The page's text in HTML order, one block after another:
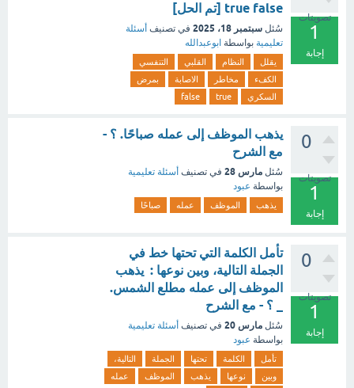
تصويتات
1
إجابة
true false [تم الحل]
سُئل سبتمبر 18، 2025 في تصنيف أسئلة
تعليمية بواسطة ابوعبدالله
يقلل النظام القلبي
التنفسي
الكفء
مخاطر الاصابة
بمرض
السكري
true
false
0
تصويتات
1
إجابة
يذهب الموظف إلى عمله صباحًا. ؟ -
مع الشرح
سُئل مارس 28 في تصنيف أسئلة تعليمية
بواسطة عبود
يذهب الموظف عمله صباحًا
0
تصويتات
1
إجابة
تأمل الكلمة التي تحتها خط في
الجملة التالية، وبين نوعها : يذهب
الموظف إلى عمله مطلع الشمس.
_ ؟ - مع الشرح
سُئل مارس 20 في تصنيف أسئلة تعليمية
بواسطة عبود
تأمل الكلمة تحتها الجملة
التالية،
وبين
نوعها يذهب الموظف
عمله